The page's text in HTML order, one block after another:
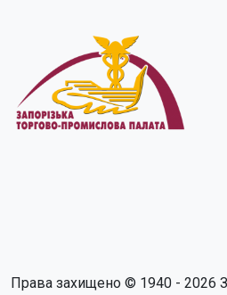
Права захищено © 1940 - 2026